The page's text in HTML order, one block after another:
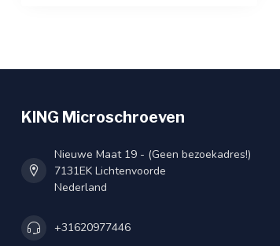
KING Microschroeven
Nieuwe Maat 19 - (Geen bezoekadres!)
7131EK Lichtenvoorde
Nederland
+31620977446